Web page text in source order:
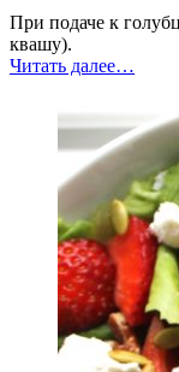
При подаче к
квашу).
Читать далее…